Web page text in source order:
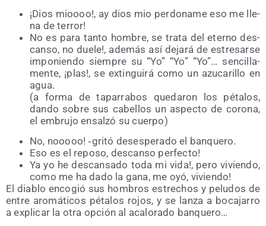
¡Dios mio­ooo!, ay dios mio per­do­na­me eso me lle­
na de terror!
No es para tan­to hom­bre, se tra­ta del eterno des­
can­so, no due­le!, ade­más así deja­rá de estre­sar­se
impo­nien­do siem­pre su “Yo” “Yo” “Yo”… sen­ci­lla­
men­te, ¡plas!, se extin­gui­rá como un azu­ca­ri­llo en
agua.
(a for­ma de tapa­rra­bos que­da­ron los péta­los,
dan­do sobre sus cabe­llos un aspec­to de coro­na,
el embru­jo ensal­zó su cuerpo)
No, nooooo! ‑gri­tó deses­pe­ra­do el banquero.
Eso es el repo­so, des­can­so perfecto!
Ya yo he des­can­sa­do toda mi vida!, pero vivien­do,
como me ha dado la gana, me oyó, viviendo!
El dia­blo enco­gió sus hom­bros estre­chos y pelu­dos de
entre aro­má­ti­cos péta­los rojos, y se lan­za a boca­ja­rro
a expli­car la otra opción al aca­lo­ra­do banquero…